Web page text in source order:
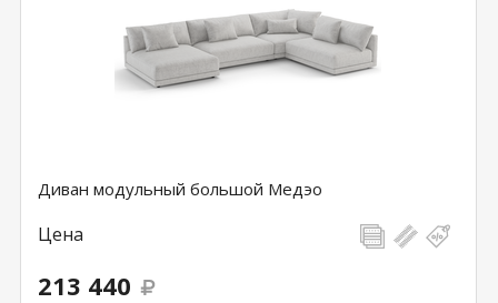
Диван модульный большой Медэо
Цена
213 440